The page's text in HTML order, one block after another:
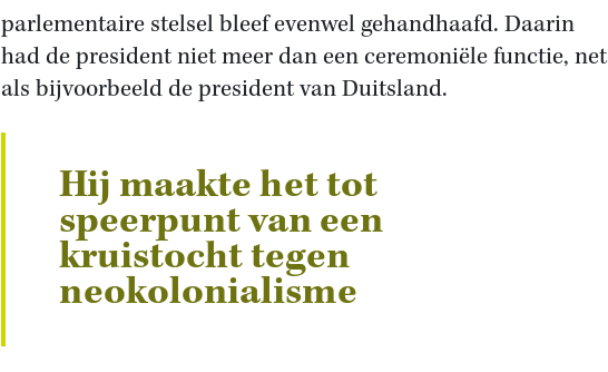
parlementaire stelsel bleef evenwel gehandhaafd. Daarin
had de president niet meer dan een ceremoniële functie, net
als bijvoorbeeld de president van Duitsland.
Hij maakte het tot
speerpunt van een
kruistocht tegen
neokolonialisme